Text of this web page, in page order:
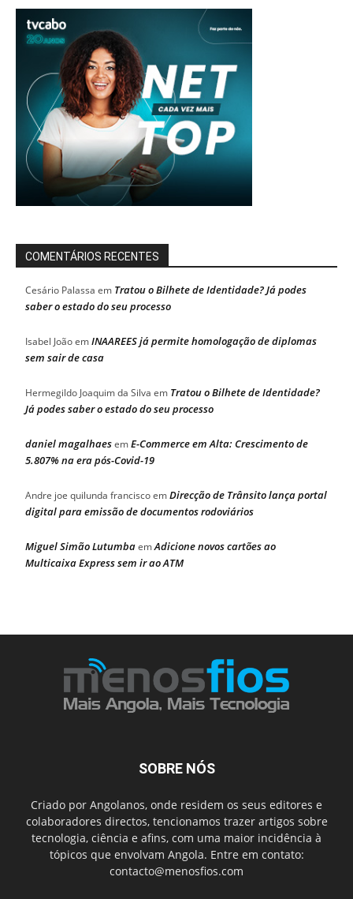
COMENTÁRIOS RECENTES
Cesário Palassa em Tratou o Bilhete de Identidade? Já podes
saber o estado do seu processo
Isabel JoãoemINAAREES já permite homologação de diplomas
sem sair de casa
Hermegildo Joaquim da Silva em Tratou o Bilhete de Identidade?
Já podes saber o estado do seu processo
daniel magalhaesemE-Commerce em Alta: Crescimento de
5.807% na era pós-Covid-19
Andre joe quilunda franciscoemDirecção de Trânsito lança portal
digital para emissão de documentos rodoviários
Miguel Simão LutumbaemAdicione novos cartões ao
Multicaixa Express sem ir ao ATM
SOBRE NÓS
Criado por Angolanos, onde residem os seus editores e
colaboradores directos, tencionamos trazer artigos sobre
tecnologia, ciência e afins, com uma maior incidência à
tópicos que envolvam Angola. Entre em contato:
contacto@menosfios.com